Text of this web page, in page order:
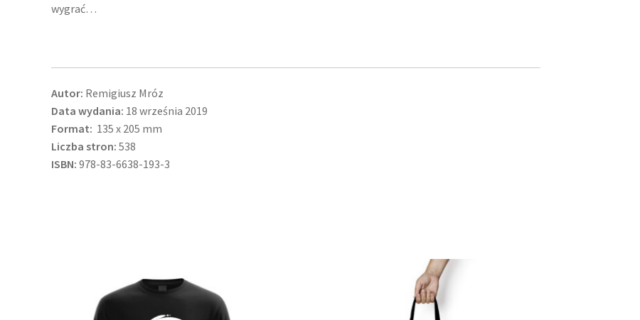
wygrać…
Autor: Remigiusz Mróz
Data wydania: 18 września 2019
Format: 135 x 205 mm
Liczba stron: 538
ISBN: 978-83-6638-193-3